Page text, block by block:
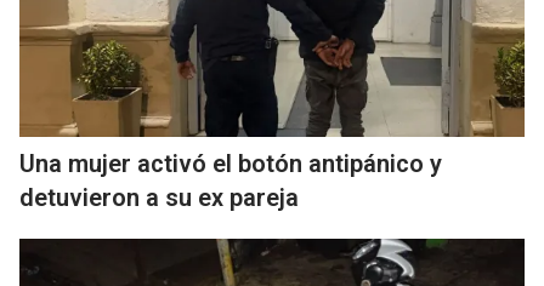
Una mujer activó el botón antipánico y
detuvieron a su ex pareja